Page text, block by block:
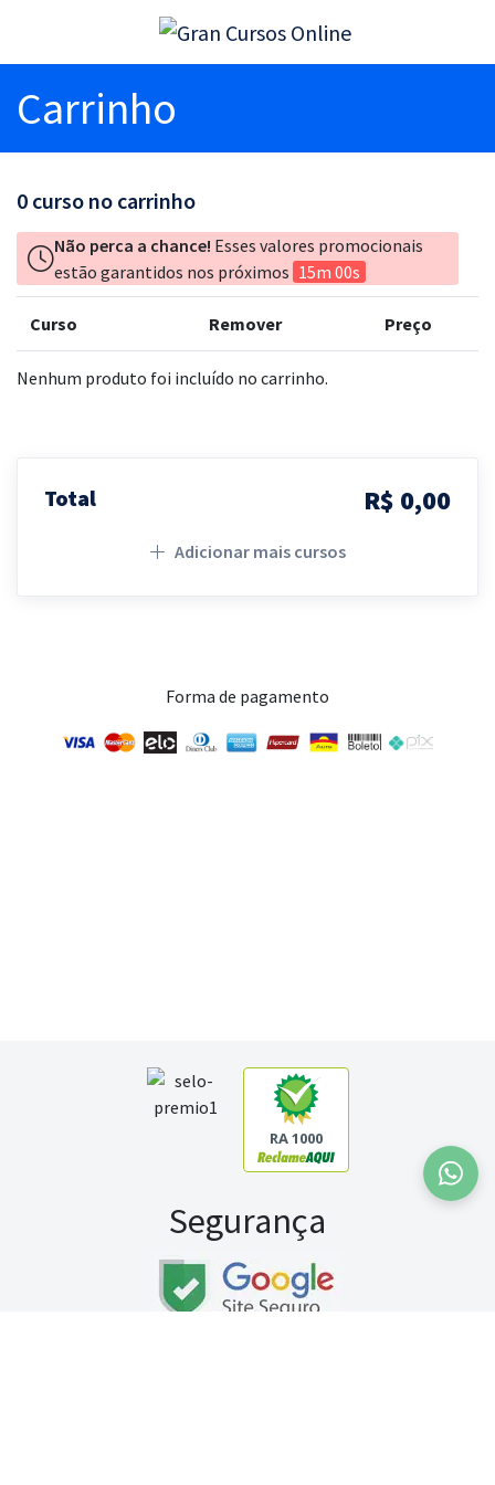
Carrinho
0 curso no carrinho
Não perca a chance! Esses valores promocionais
estão garantidos nos próximos 15m 00s
Curso Remover Preço
Nenhum produto foi incluído no carrinho.
Total R$ 0,00
Adicionar mais cursos
Forma de pagamento
RA 1000
Segurança